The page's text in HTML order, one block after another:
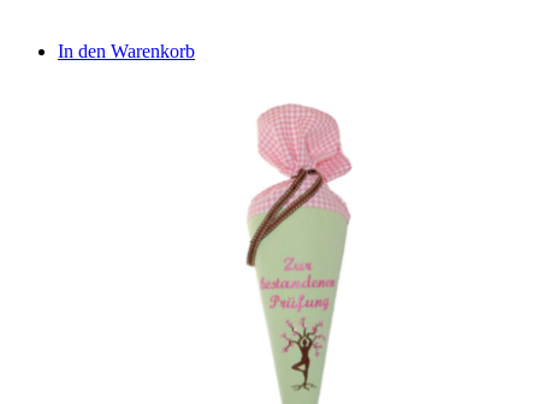
In den Warenkorb